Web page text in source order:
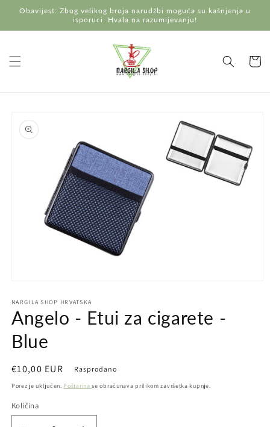
na
Obavijest: Zbog velikog broja narudžbi moguća su kašnjenja u
isporuci. Hvala na razumijevanju!
proizvodu
1
dijaloškom
NARGILA SHOP HRVATSKA
Angelo - Etui za cigarete -
Blue
Redovna
cijena
€10,00 EUR Rasprodano
Porez je uključen. Poštarinase obračunava prilikom završetka kupnje.
Količina